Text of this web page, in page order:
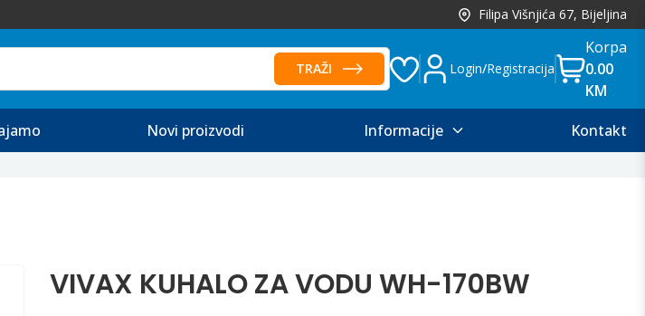
Filipa Višnjića 67, Bijeljina
TRAŽI Login/Registracija
Korpa
0.00
KM
Novi proizvodi Informacije Kontakt
VIVAX KUHALO ZA VODU WH-170BW